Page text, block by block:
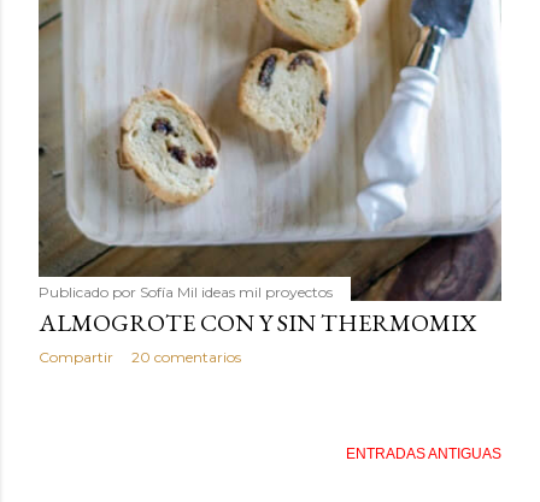
Publicado por Sofía Mil ideas mil proyectos
ALMOGROTE CON Y SIN THERMOMIX
Compartir 20 comentarios
ENTRADAS ANTIGUAS